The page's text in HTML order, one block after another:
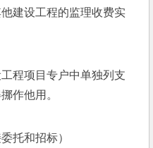
建设工程的监理收费实
项目专户中单独列支
作他用。
托和招标）